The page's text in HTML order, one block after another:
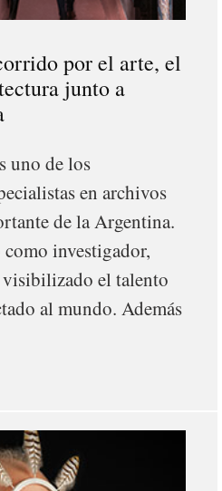
por el arte, el
junto a
uno de los
en archivos
de la Argentina.
como investigador,
el talento
al mundo. Además